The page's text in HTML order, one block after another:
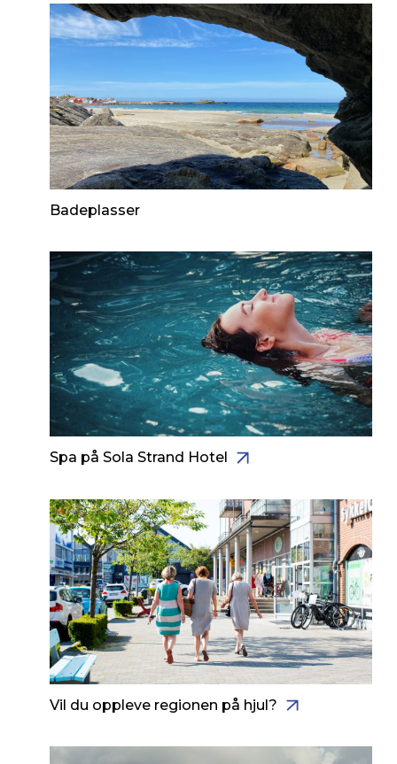
Badeplasser
Spa på Sola Strand Hotel
Vil du oppleve regionen på hjul?